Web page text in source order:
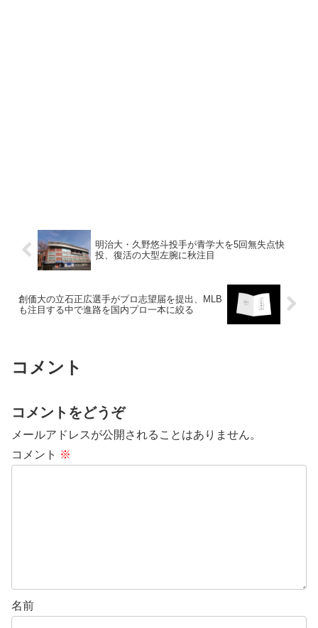
明治大・久野悠斗投手が青学大を5回無失点快
投、復活の大型左腕に秋注目
創価大の立石正広選手がプロ志望届を提出、MLB
も注目する中で進路を国内プロ一本に絞る
コメント
コメントをどうぞ
メールアドレスが公開されることはありません。
コメント ※
名前